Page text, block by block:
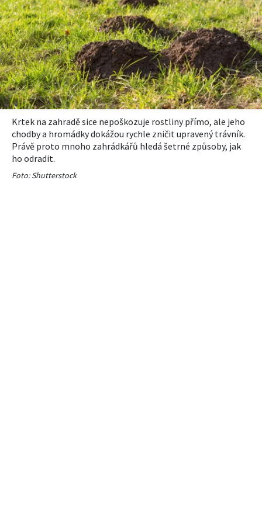
Krtek na zahradě sice nepoškozuje rostliny přímo, ale jeho
chodby a hromádky dokážou rychle zničit upravený trávník.
Právě proto mnoho zahrádkářů hledá šetrné způsoby, jak
ho odradit.
Foto: Shutterstock